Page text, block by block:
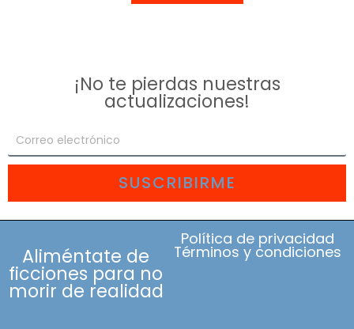
¡No te pierdas nuestras
actualizaciones!
SUSCRIBIRME
Aliméntate de
ficciones para no
morir de realidad
Política de privacidad
Términos y condiciones